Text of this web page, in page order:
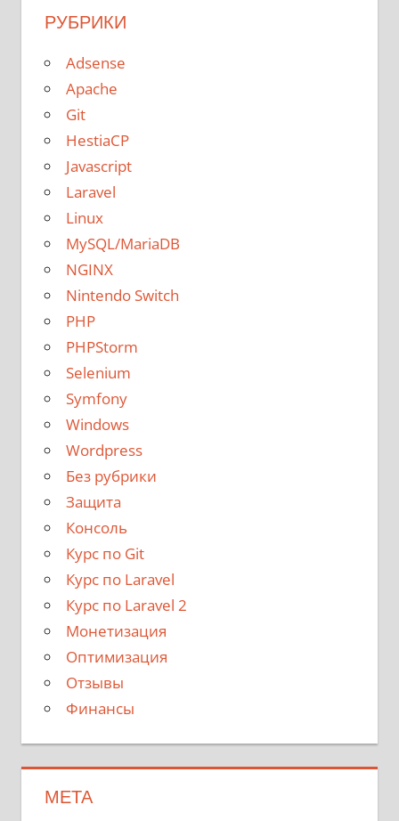
РУБРИКИ
Adsense
Apache
Git
HestiaCP
Javascript
Laravel
Linux
MySQL/MariaDB
NGINX
Nintendo Switch
PHP
PHPStorm
Selenium
Symfony
Windows
Wordpress
Без рубрики
Защита
Консоль
Курс по Git
Курс по Laravel
Курс по Laravel 2
Монетизация
Оптимизация
Отзывы
Финансы
МЕТА